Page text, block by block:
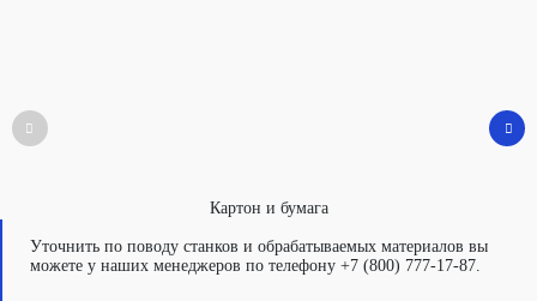
Картон и бумага
Уточнить по поводу станков и обрабатываемых материалов вы
можете у наших менеджеров по телефону +7 (800) 777-17-87.